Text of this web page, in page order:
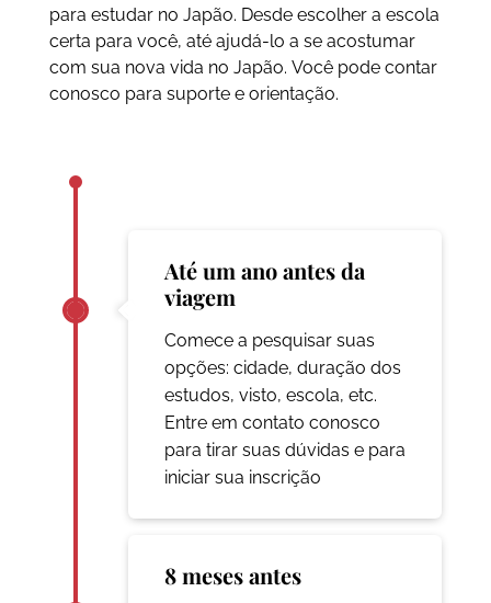
para estudar no Japão. Desde escolher a escola
certa para você, até ajudá-lo a se acostumar
com sua nova vida no Japão. Você pode contar
conosco para suporte e orientação.
Até um ano antes da
viagem
Comece a pesquisar suas
opções: cidade, duração dos
estudos, visto, escola, etc.
Entre em contato conosco
para tirar suas dúvidas e para
iniciar sua inscrição
8 meses antes